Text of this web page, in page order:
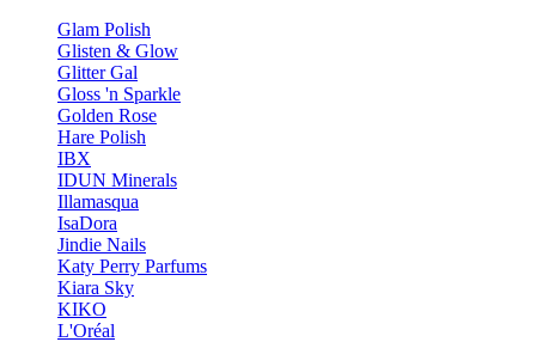
Glam Polish
Glisten & Glow
Glitter Gal
Gloss 'n Sparkle
Golden Rose
Hare Polish
IBX
IDUN Minerals
Illamasqua
IsaDora
Jindie Nails
Katy Perry Parfums
Kiara Sky
KIKO
L'Oréal